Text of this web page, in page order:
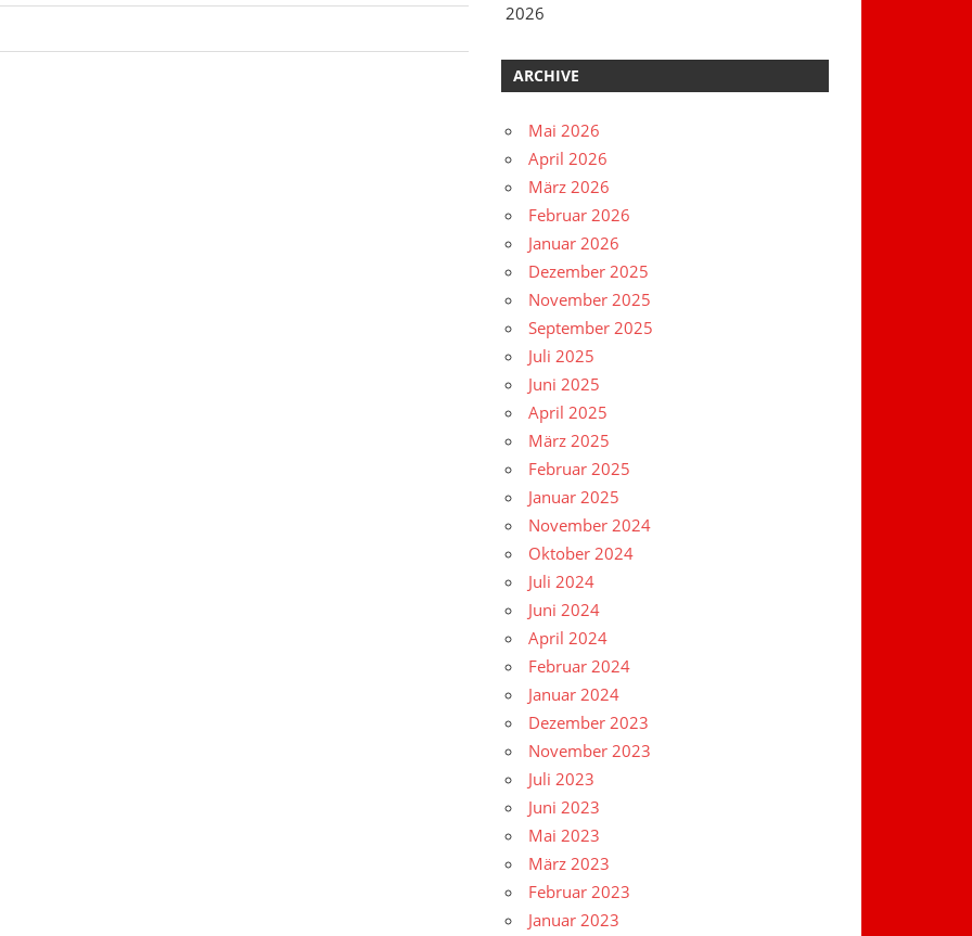
2026
ARCHIVE
Mai 2026
April 2026
März 2026
Februar 2026
Januar 2026
Dezember 2025
November 2025
September 2025
Juli 2025
Juni 2025
April 2025
März 2025
Februar 2025
Januar 2025
November 2024
Oktober 2024
Juli 2024
Juni 2024
April 2024
Februar 2024
Januar 2024
Dezember 2023
November 2023
Juli 2023
Juni 2023
Mai 2023
März 2023
Februar 2023
Januar 2023